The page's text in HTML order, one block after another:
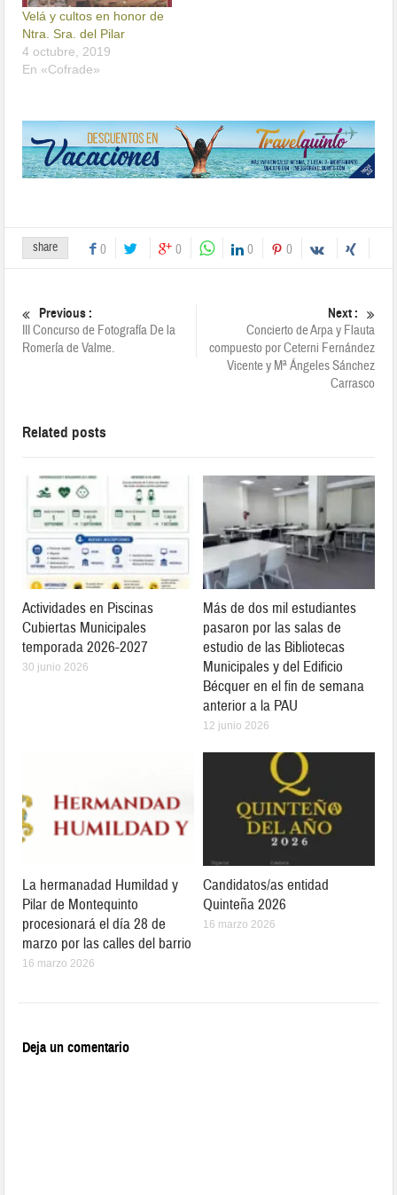
Velá y cultos en honor de
Ntra. Sra. del Pilar
4 octubre, 2019
En «Cofrade»
share 0 0 0 0
Previous :
III Concurso de Fotografía De la
Romería de Valme.
Next :
Concierto de Arpa y Flauta
compuesto por Ceterni Fernández
Vicente y Mª Ángeles Sánchez
Carrasco
Related posts
Actividades en Piscinas
Cubiertas Municipales
temporada 2026-2027
30 junio 2026
Más de dos mil estudiantes
pasaron por las salas de
estudio de las Bibliotecas
Municipales y del Edificio
Bécquer en el fin de semana
anterior a la PAU
12 junio 2026
La hermanadad Humildad y
Pilar de Montequinto
procesionará el día 28 de
marzo por las calles del barrio
16 marzo 2026
Candidatos/as entidad
Quinteña 2026
16 marzo 2026
Deja un comentario